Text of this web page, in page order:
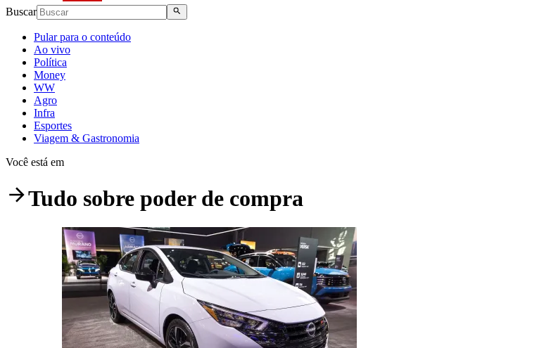
Buscar
Pular para o conteúdo
Ao vivo
Política
Money
WW
Agro
Infra
Esportes
Viagem & Gastronomia
Você está em
Tudo sobre poder de compra